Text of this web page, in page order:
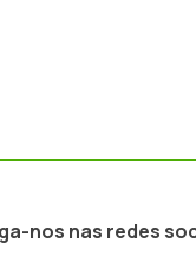
nos nas redes